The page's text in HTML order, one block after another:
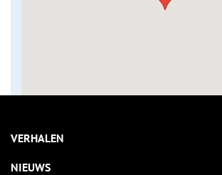
VERHALEN
NIEUWS